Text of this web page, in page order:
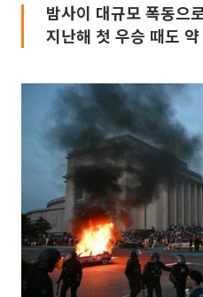
밤사이 대규모 폭동으
지난해 첫 우승 때도